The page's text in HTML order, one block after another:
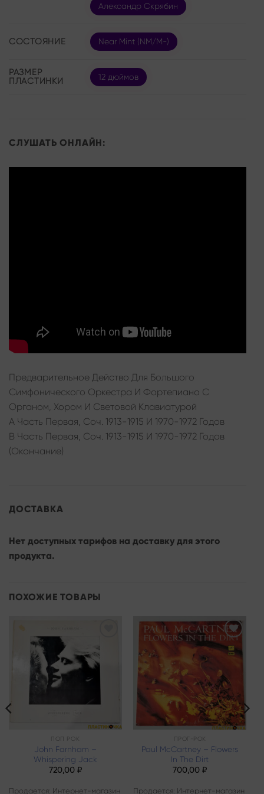
Александр Скрябин
СОСТОЯНИЕ Near Mint (NM/M-)
РАЗМЕР
ПЛАСТИНКИ
12 дюймов
СЛУШАТЬ ОНЛАЙН:
Предварительное Действо Для Большого
Симфонического Оркестра И Фортепиано С
Органом, Хором И Световой Клавиатурой
A Часть Первая, Соч. 1913-1915 И 1970-1972 Годов
B Часть Первая, Соч. 1913-1915 И 1970-1972 Годов
(Окончание)
ДОСТАВКА
Нет доступных тарифов на доставку для этого
продукта.
ПОХОЖИЕ ТОВАРЫ
Add to
wishlist
ПОП РОК
John Farnham –
Whispering Jack
720,00 ₽
Продается: Интернет-магазин
Add to
wishlist
ПРОГ-РОК
Paul McCartney – Flowers
In The Dirt
700,00₽
Продается: Интернет-магазин